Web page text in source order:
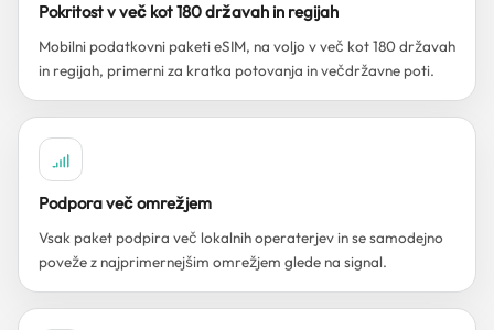
Pokritost v več kot 180 državah in regijah
Mobilni podatkovni paketi eSIM, na voljo v več kot 180 državah
in regijah, primerni za kratka potovanja in večdržavne poti.
Podpora več omrežjem
Vsak paket podpira več lokalnih operaterjev in se samodejno
poveže z najprimernejšim omrežjem glede na signal.